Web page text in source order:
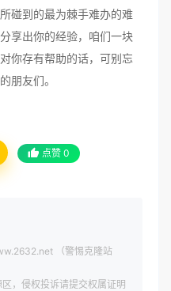
碰到的最为棘手难办的难
享出你的经验，咱们一块
你存有帮助的话，可别忘
朋友们。
点赞 0
（警惕克隆站
，侵权投诉请提交权属证明